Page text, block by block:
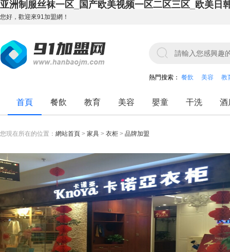
亚洲制服丝袜一区_国产欧美视频一区二区三区_欧美日
您好，歡迎來91加盟網！
熱門搜索： 餐飲 美容 教
首頁 餐飲 教育 美容 嬰童 干洗 酒
您現在所在的位置： 網站首頁 > 家具 > 衣柜 > 品牌加盟